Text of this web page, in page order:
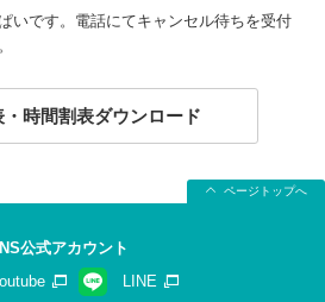
いです。電話にてキャンセル待ちを受付
時間割表ダウンロード
ページトップへ
公式アカウント
LINE